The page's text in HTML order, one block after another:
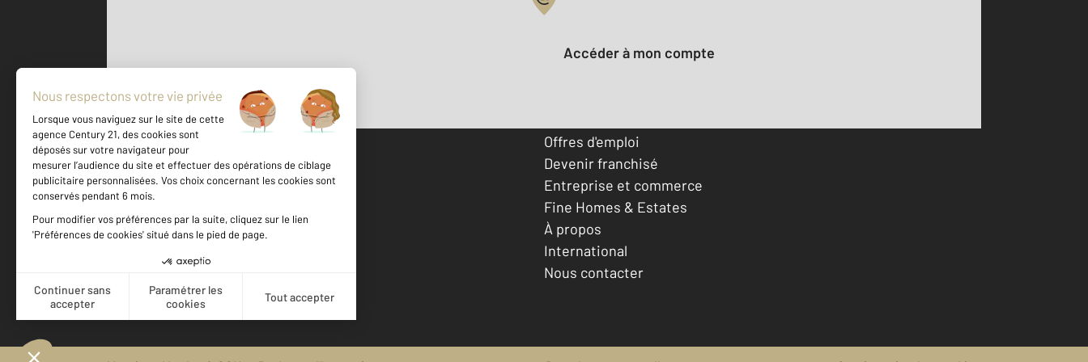
500 m ©Mappy
Votre compte :
Accéder à mon compte
Votre agence est notée
Achat
Location
Offres d'emploi
Devenir franchisé
Entreprise et commerce
Fine Homes & Estates
À propos
International
Nous contacter